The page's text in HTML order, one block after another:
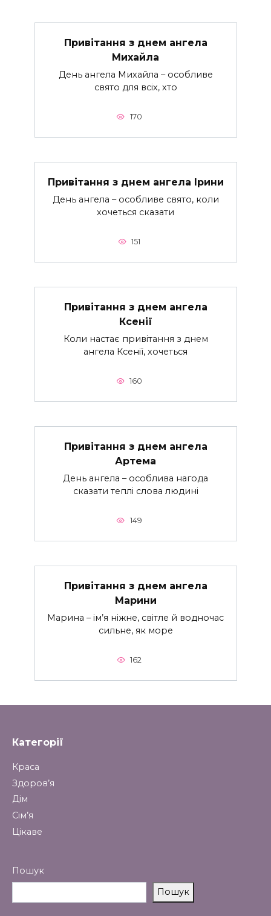
Привітання з днем ангела
Михайла
День ангела Михайла – особливе
свято для всіх, хто
170
Привітання з днем ангела Ірини
День ангела – особливе свято, коли
хочеться сказати
151
Привітання з днем ангела
Ксенії
Коли настає привітання з днем
ангела Ксенії, хочеться
160
Привітання з днем ангела
Артема
День ангела – особлива нагода
сказати теплі слова людині
149
Привітання з днем ангела
Марини
Марина – ім’я ніжне, світле й водночас
сильне, як море
162
Категорії
Краса
Здоров’я
Дім
Сім’я
Цікаве
Пошук
Пошук